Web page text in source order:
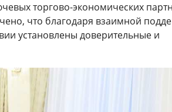
торгово-экономических
что благодаря взаимной
установлены доверительные и